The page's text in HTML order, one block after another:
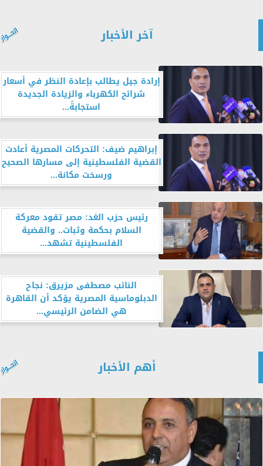
آخر الأخبار
إرادة جيل يطالب بإعادة النظر في أسعار
شرائح الكهرباء والزيادة الجديدة
استجابةً...
إبراهيم ضيف: التحركات المصرية أعادت
القضية الفلسطينية إلى مسارها الصحيح
ورسخت مكانة...
رئيس حزب الغد: مصر تقود معركة
السلام بحكمة وثبات.. والقضية
الفلسطينية تشهد...
النائب مصطفى مزيرق: نجاح
الدبلوماسية المصرية يؤكد أن القاهرة
هي الضامن الرئيسي...
أهم الأخبار